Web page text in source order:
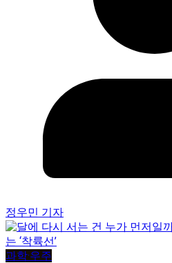
정우민 기자
과학·우주